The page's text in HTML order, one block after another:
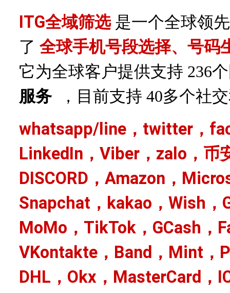
ITG全域筛选 是一个全球领
了 全球手机号段选择、号码
它为全球客户提供支持 236
服务 ，目前支持 40多个社
whatsapp/line，twitter，
LinkedIn，Viber，zalo，币
DISCORD，Amazon，
Snapchat，kakao，Wish，
MoMo，TikTok，GCash，
VKontakte，Band，Mint，
DHL，Okx，MasterCard，